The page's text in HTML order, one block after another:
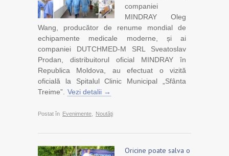
companiei
MINDRAY Oleg
Wang, producător de renume mondial de
echipamente medicale moderne, și ai
companiei DUTCHMED-M SRL Sveatoslav
Prodan, distribuitorul oficial MINDRAY în
Republica Moldova, au efectuat o vizită
oficială la Spitalul Clinic Municipal „Sfânta
Treime”.
Vezi detalii →
Postat în Evenimente Noutăţi
Oricine poate salva o